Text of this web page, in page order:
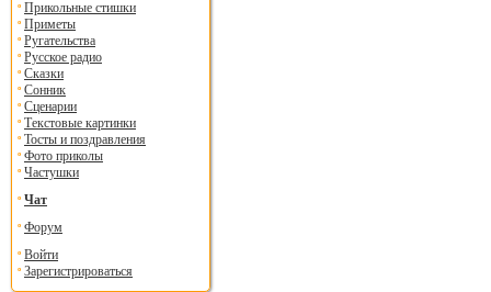
Прикольные стишки
Приметы
Ругательства
Русское радио
Сказки
Сонник
Сценарии
Текстовые картинки
Тосты и поздравления
Фото приколы
Частушки
Чат
Форум
Войти
Зарегистрироваться